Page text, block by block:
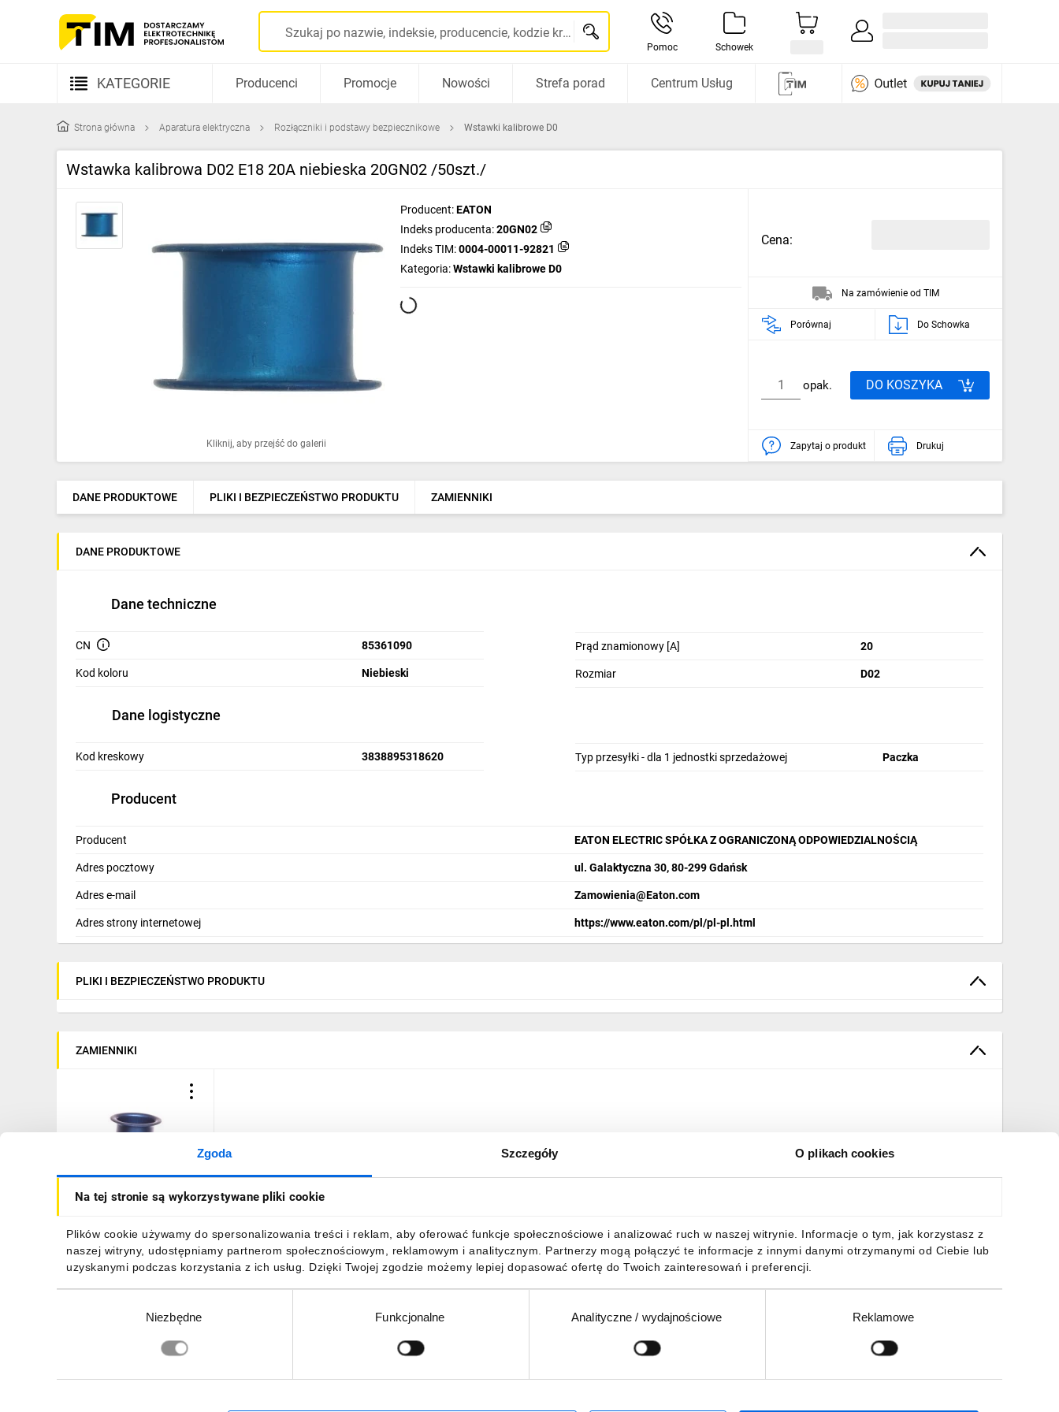
Zgoda Szczegóły O plikach cookies
Na tej stronie są wykorzystywane pliki cookie
Plików cookie używamy do spersonalizowania treści i reklam, aby oferować funkcje społecznościowe i analizować ruch w naszej witrynie. Informacje o tym, jak korzystasz z
naszej witryny, udostępniamy partnerom społecznościowym, reklamowym i analitycznym. Partnerzy mogą połączyć te informacje z innymi danymi otrzymanymi od Ciebie lub
uzyskanymi podczas korzystania z ich usług. Dzięki Twojej zgodzie możemy lepiej dopasować ofertę do Twoich zainteresowań i preferencji.
Niezbędne Funkcjonalne Analityczne / wydajnościowe Reklamowe
Szukaj po nazwie, indeksie, producencie, kodzie kreskowym...
Pomoc Schowek
KATEGORIE
Kable i przewody
Elementy prowadzenia kabli
Ogrzewanie
Elektronarzędzia i mierniki
Dom i ogród
Elektronika
Smart home
Producenci Promocje Nowości Strefa porad Centrum Usług
Strona główna Aparatura elektryczna Rozłączniki i podstawy bezpiecznikowe Wstawki kalibrowe D0
Wstawka kalibrowa D02 E18 20A niebieska 20GN02 /50szt./
Kliknij, aby przejść do galerii
Producent:EATON
Indeks producenta:20GN02
Indeks TIM:0004-00011-92821
Kategoria:Wstawki kalibrowe D0
Cena:
Na zamówienie od TIM
Porównaj Do Schowka
opak. DO KOSZYKA
Zapytaj o produkt Drukuj
DANE PRODUKTOWE PLIKI I BEZPIECZEŃSTWO PRODUKTU ZAMIENNIKI
DANE PRODUKTOWE
Dane techniczne
CN 85361090
Kod koloru Niebieski
Prąd znamionowy [A] 20
Rozmiar D02
Dane logistyczne
Kod kreskowy 3838895318620 Typ przesyłki - dla 1 jednostki sprzedażowej Paczka
Producent
Producent EATON ELECTRIC SPÓŁKA Z OGRANICZONĄ ODPOWIEDZIALNOŚCIĄ
Adres pocztowy ul. Galaktyczna 30, 80-299 Gdańsk
Adres e-mail Zamowienia@Eaton.com
Adres strony internetowej https://www.eaton.com/pl/pl-pl.html
PLIKI I BEZPIECZEŃSTWO PRODUKTU
ZAMIENNIKI
Wstawka kalibrowa D02
E18 20A LE18P20
6,22 złbrutto